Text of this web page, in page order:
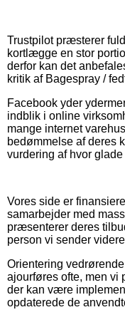
Trustpilot præsterer
kortlægge en stor
derfor kan det
kritik af Bagespray /
Facebook yder
indblik i online
mange internet
bedømmelse af deres
vurdering af hvor glade
Vores side er
samarbejder med
præsenterer deres
person vi sender
Orientering
ajourføres ofte, men vi
der kan være
opdaterede de